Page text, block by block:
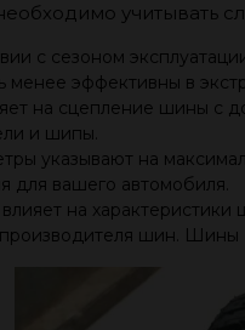
учитывать
с сезоном
эффективны в
на сцепление шины
и шипы.
указывают на
вашего автомобиля.
влияет на
шин. Шины